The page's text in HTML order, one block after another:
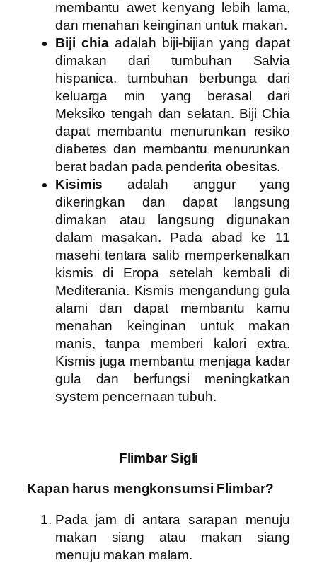
membantu awet kenyang lebih lama,
dan menahan keinginan untuk makan.
Biji chiaadalah biji-bijian yang dapat
dimakan dari tumbuhan Salvia
hispanica, tumbuhan berbunga dari
keluarga min yang berasal dari
Meksiko tengah dan selatan. Biji Chia
dapat membantu menurunkan resiko
diabetes dan membantu menurunkan
berat badan pada penderita obesitas.
Kisimis adalah anggur yang
dikeringkan dan dapat langsung
dimakan atau langsung digunakan
dalam masakan. Pada abad ke 11
masehi tentara salib memperkenalkan
kismis di Eropa setelah kembali di
Mediterania. Kismis mengandung gula
alami dan dapat membantu kamu
menahan keinginan untuk makan
manis, tanpa memberi kalori extra.
Kismis juga membantu menjaga kadar
gula dan berfungsi meningkatkan
system pencernaan tubuh.
Flimbar Sigli
Kapan harus mengkonsumsi Flimbar?
Pada jam di antara sarapan menuju
makan siang atau makan siang
menuju makan malam.